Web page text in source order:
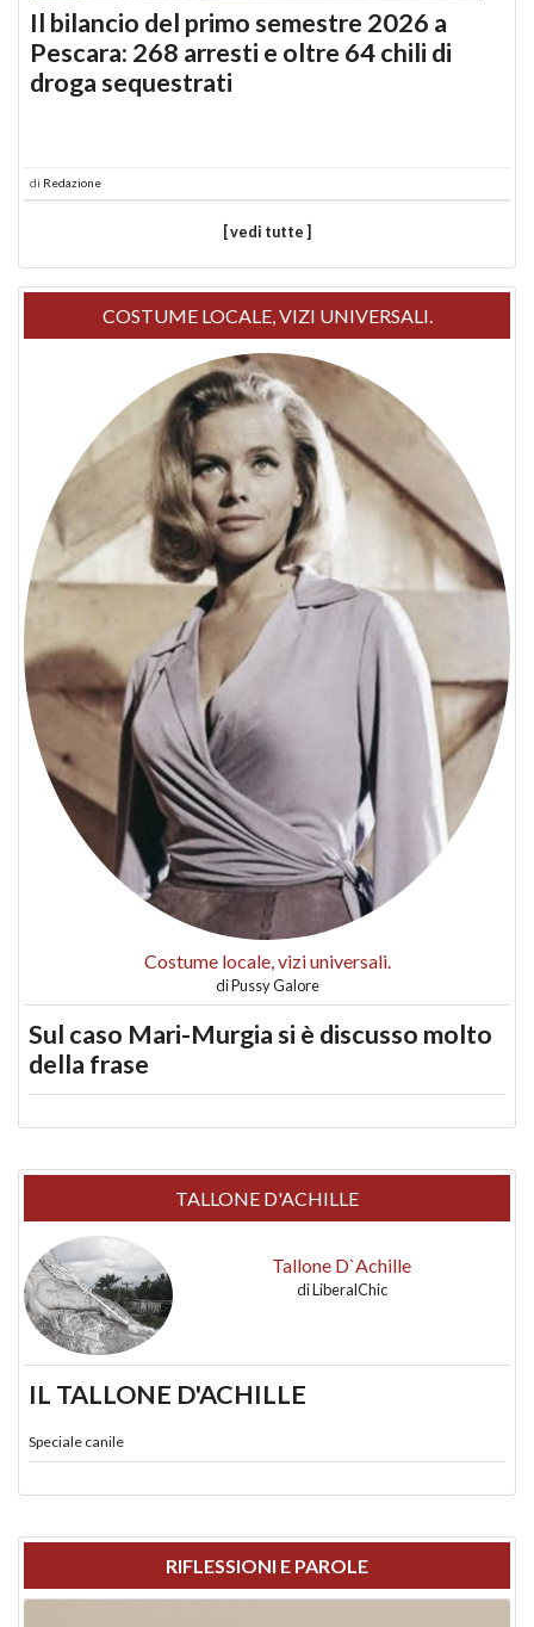
Il bilancio del primo semestre 2026 a
Pescara: 268 arresti e oltre 64 chili di
droga sequestrati
di Redazione
[ vedi tutte ]
COSTUME LOCALE, VIZI UNIVERSALI.
Costume locale, vizi universali.
diPussy Galore
Sul caso Mari-Murgia si è discusso molto
della frase
TALLONE D'ACHILLE
Tallone D`Achille
diLiberalChic
IL TALLONE D'ACHILLE
Speciale canile
RIFLESSIONI E PAROLE